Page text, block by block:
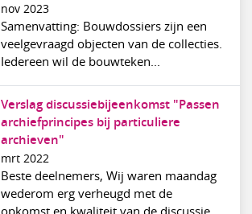
nov 2023
Samenvatting: Bouwdossiers zijn een
veelgevraagd objecten van de collecties.
Iedereen wil de bouwteken...
Verslag discussiebijeenkomst "Passen
archiefprincipes bij particuliere
archieven"
mrt 2022
Beste deelnemers, Wij waren maandag
wederom erg verheugd met de
opkomst en kwaliteit van de discussie ...